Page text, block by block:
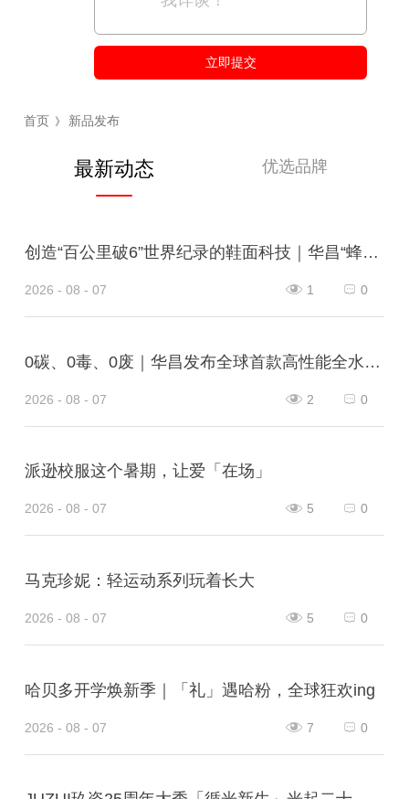
立即提交
首页 》 新品发布
最新动态 优选品牌
创造“百公里破6”世界纪录的鞋面科技｜华昌“蜂鸟翼网纱”定义极致轻量
2026 - 08 - 07 0
1
0碳、0毒、0废｜华昌发布全球首款高性能全水性鞋革“三零生态皮”
2026 - 08 - 07 0
2
派逊校服这个暑期，让爱「在场」
2026 - 08 - 07 0
5
马克珍妮：轻运动系列玩着长大
2026 - 08 - 07 0
5
哈贝多开学焕新季｜「礼」遇哈粉，全球狂欢ing
2026 - 08 - 07 0
7